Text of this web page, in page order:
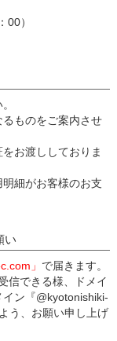
00）
ものをご案内させ
お渡ししておりま
明細がお客様のお支
い
」 で届きます。
信できる様、ドメイ
ン『@kyotonishiki-
う、お願い申し上げ